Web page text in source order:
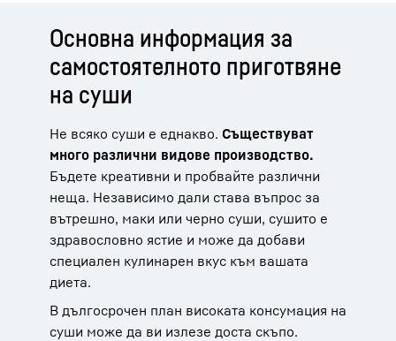
Основна информация за
самостоятелното приготвяне
на суши
Не всяко суши е еднакво. Съществуват
много различни видове производство.
Бъдете креативни и пробвайте различни
неща. Независимо дали става въпрос за
вътрешно, маки или черно суши, сушито е
здравословно ястие и може да добави
специален кулинарен вкус към вашата
диета.
В дългосрочен план високата консумация на
суши може да ви излезе доста скъпо.